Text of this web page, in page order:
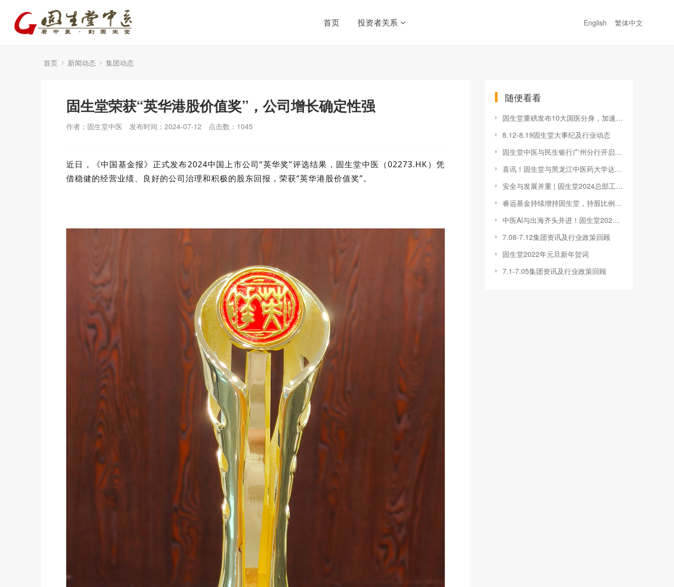
首页 投资者关系 English 繁体中文
首页 新闻动态 集团动态
固生堂荣获“英华港股价值奖”，公司增长确定性强
作者：固生堂中医 发布时间：2024-07-12 点击数： 1045
近日，《中国基金报》正式发布2024中国上市公司“英华奖”评选结果，固生堂中医（02273.HK）凭
借稳健的经营业绩、良好的公司治理和积极的股东回报，荣获“英华港股价值奖”。
随便看看
固生堂重磅发布10大国医分身，加速构建中医AI商业矩阵
8.12-8.19固生堂大事纪及行业动态
固生堂中医与民生银行广州分行开启战略合作！构建便利、健康生活
喜讯！固生堂与黑龙江中医药大学达成医联体合作
安全与发展并重 | 固生堂2024总部工作会议召开，提升组织管理水平
睿远基金持续增持固生堂，持股比例突破10%
中医AI与出海齐头并进！固生堂2025科技与创新发展大会成功举办
7.08-7.12集团资讯及行业政策回顾
固生堂2022年元旦新年贺词
7.1-7.05集团资讯及行业政策回顾